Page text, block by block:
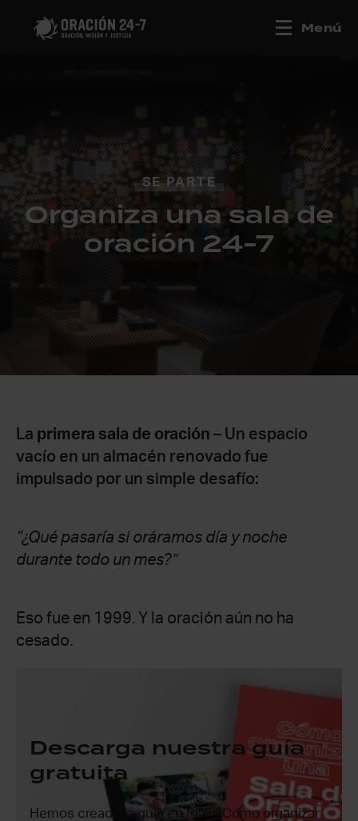
Menú
SE PARTE
Organiza una sala de
oración 24-7
La primera sala de oración – Un espacio
vacío en un almacén renovado fue
impulsado por un simple desafío:
“¿Qué pasaría si oráramos día y noche
durante todo un mes?”
Eso fue en 1999. Y la oración aún no ha
cesado.
Descarga nuestra guía
gratuita
Hemos creado la guía en PDF «Cómo organizar